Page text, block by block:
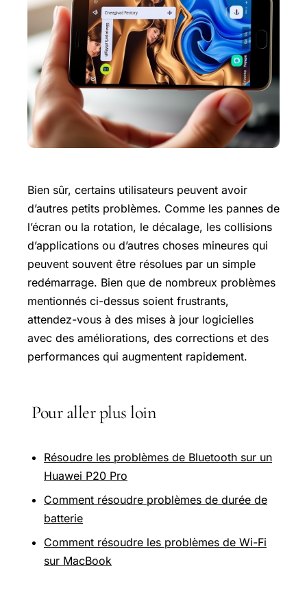
Bien sûr, certains utilisateurs peuvent avoir
d’autres petits problèmes. Comme les pannes de
l’écran ou la rotation, le décalage, les collisions
d’applications ou d’autres choses mineures qui
peuvent souvent être résolues par un simple
redémarrage. Bien que de nombreux problèmes
mentionnés ci-dessus soient frustrants,
attendez-vous à des mises à jour logicielles
avec des améliorations, des corrections et des
performances qui augmentent rapidement.
Pour aller plus loin
Résoudre les problèmes de Bluetooth sur un
Huawei P20 Pro
Comment résoudre problèmes de durée de
batterie
Comment résoudre les problèmes de Wi-Fi
sur MacBook